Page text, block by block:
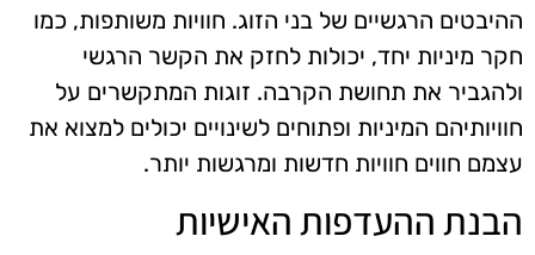
ההיבטים הרגשיים של בני הזוג. חוויות משותפות, כמו
חקר מיניות יחד, יכולות לחזק את הקשר הרגשי
ולהגביר את תחושת הקרבה. זוגות המתקשרים על
חוויותיהם המיניות ופתוחים לשינויים יכולים למצוא את
עצמם חווים חוויות חדשות ומרגשות יותר.
הבנת ההעדפות האישיות